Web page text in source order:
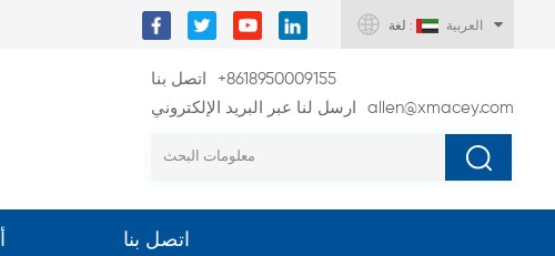
لغة : العربية
اتصل بنا
+8618950009155
ارسل لنا عبر البريد الإلكتروني
allen@xmacey.com
اتصل بنا